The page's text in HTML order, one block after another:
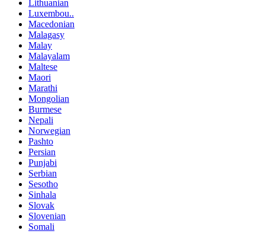
Lithuanian
Luxembou..
Macedonian
Malagasy
Malay
Malayalam
Maltese
Maori
Marathi
Mongolian
Burmese
Nepali
Norwegian
Pashto
Persian
Punjabi
Serbian
Sesotho
Sinhala
Slovak
Slovenian
Somali